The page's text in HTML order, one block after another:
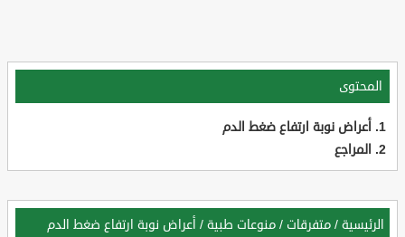
المحتوى
أعراض نوبة ارتفاع ضغط الدم
المراجع
الرئيسية / متفرقات / منوعات طبية / أعراض نوبة ارتفاع ضغط الدم